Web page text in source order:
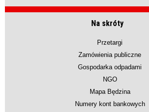
Na skróty
Przetargi
Zamówienia publiczne
Gospodarka odpadami
NGO
Mapa Będzina
Numery kont bankowych